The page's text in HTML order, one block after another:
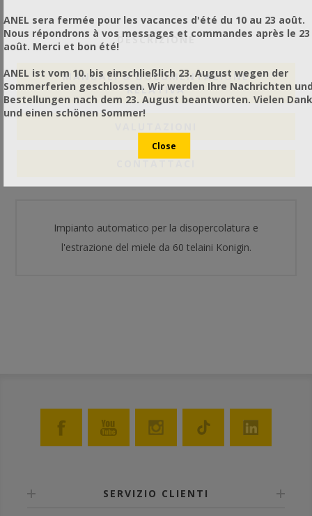
DESCRIZIONE
MANUALI & DOCUMENTAZIONE
RELATIVA
Impianto automatico per la disopercolatura e
l'estrazione del miele da 60 telaini Konigin.
SERVIZIO CLIENTI
ANEL sera fermée pour les vacances d'été du 10 au 23 août.
Nous répondrons à vos messages et commandes après le 23
août. Merci et bon été!
ANEL ist vom 10. bis einschließlich 23. August wegen der
Sommerferien geschlossen. Wir werden Ihre Nachrichten
Bestellungen nach dem 23. August beantworten. Vielen Dank
und einen schönen Sommer!